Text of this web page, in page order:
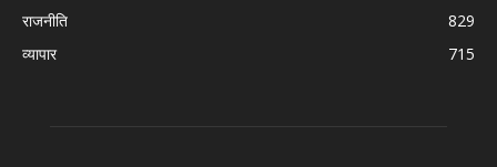
राजनीति
829
व्यापार
715